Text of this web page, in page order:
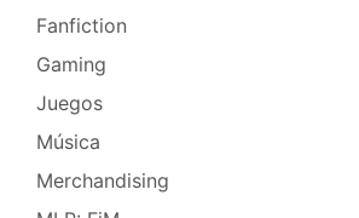
Fanfiction
Gaming
Juegos
Música
Merchandising